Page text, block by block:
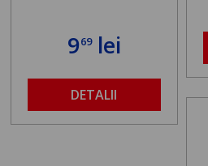
969lei
DETALII